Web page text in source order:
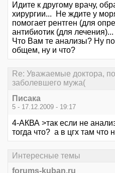
Идите к другому врачу,
хирургии... Не ждите у
помогает рентген (для
антибиотик (для лечения)...
Что Вам те анализы? Ну
общем, ну и что?
Re: Уважаемые доктора,
заболевшего мужа(
Писака
5 - 17.12.2009 - 19:17
4-АКВА >так если не
тогда что? а в цгх там что
Интересные темы
forums-kuban.ru